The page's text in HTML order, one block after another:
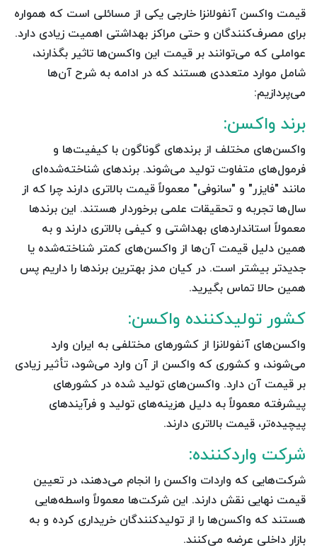
قیمت واکسن آنفولانزا خارجی یکی از مسائلی است که همواره
برای مصرف‌کنندگان و حتی مراکز بهداشتی اهمیت زیادی دارد.
عواملی که می‌توانند بر قیمت این واکسن‌ها تاثیر بگذارند،
شامل موارد متعددی هستند که در ادامه به شرح آن‌ها
می‌پردازیم:
برند واکسن:
واکسن‌های مختلف از برندهای گوناگون با کیفیت‌ها و
فرمول‌های متفاوت تولید می‌شوند. برندهای شناخته‌شده‌ای
مانند "فایزر" و "سانوفی" معمولاً قیمت بالاتری دارند چرا که از
سال‌ها تجربه و تحقیقات علمی برخوردار هستند. این برندها
معمولاً استانداردهای بهداشتی و کیفی بالاتری دارند و به
همین دلیل قیمت آن‌ها از واکسن‌های کمتر شناخته‌شده یا
جدیدتر بیشتر است. در کیان مدز بهترین برندها را داریم پس
همین حالا تماس بگیرید.
کشور تولیدکننده واکسن:
واکسن‌های آنفولانزا از کشورهای مختلفی به ایران وارد
می‌شوند، و کشوری که واکسن از آن وارد می‌شود، تأثیر زیادی
بر قیمت آن دارد. واکسن‌های تولید شده در کشورهای
پیشرفته معمولاً به دلیل هزینه‌های تولید و فرآیندهای
پیچیده‌تر، قیمت بالاتری دارند.
شرکت واردکننده:
شرکت‌هایی که واردات واکسن را انجام می‌دهند، در تعیین
قیمت نهایی نقش دارند. این شرکت‌ها معمولاً واسطه‌هایی
هستند که واکسن‌ها را از تولیدکنندگان خریداری کرده و به
بازار داخلی عرضه می‌کنند.